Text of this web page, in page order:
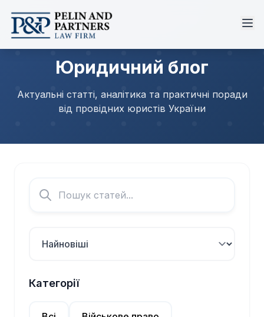
Юридичний блог
Актуальні статті, аналітика та практичні поради
від провідних юристів України
Категорії